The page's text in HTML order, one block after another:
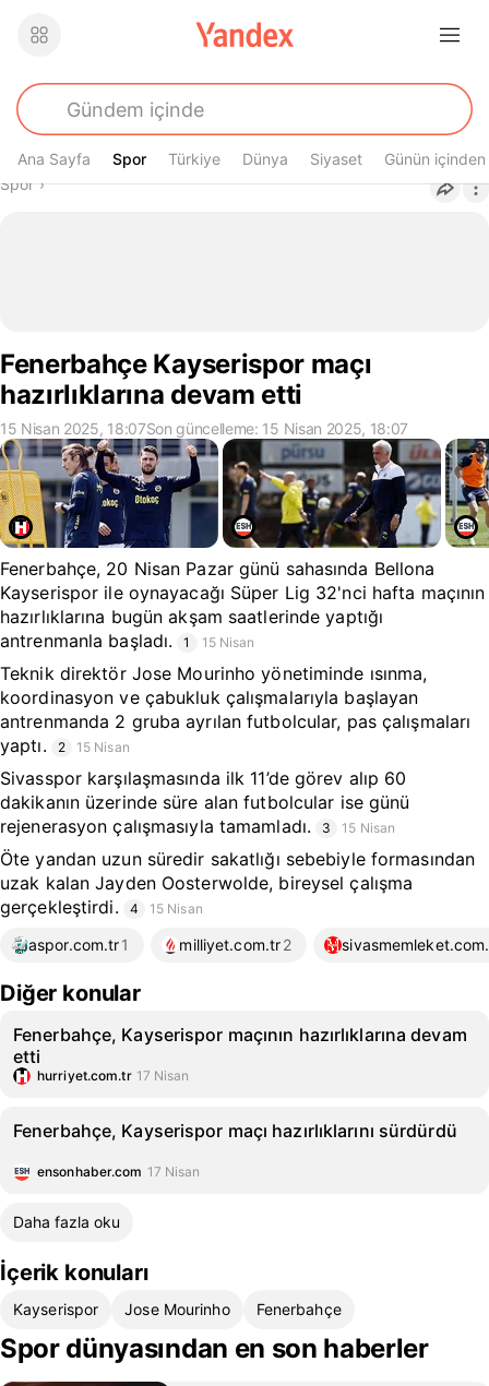
Ana Sayfa Spor
Spor Türkiye Dünya Siyaset Günün içinden
Buradasın
Spor›
Fenerbahçe Kayserispor maçı
hazırlıklarına devam etti
15 Nisan 2025, 18:07Son güncelleme: 15 Nisan 2025, 18:07
Fenerbahçe, 20 Nisan Pazar günü sahasında Bellona
Kayserispor ile oynayacağı Süper Lig 32'nci hafta maçının
hazırlıklarına bugün akşam saatlerinde yaptığı
antrenmanla başladı.
1 15 Nisan
Teknik direktör Jose Mourinho yönetiminde ısınma,
koordinasyon ve çabukluk çalışmalarıyla başlayan
antrenmanda 2 gruba ayrılan futbolcular, pas çalışmaları
yaptı.
2 15 Nisan
Sivasspor karşılaşmasında ilk 11’de görev alıp 60
dakikanın üzerinde süre alan futbolcular ise günü
rejenerasyon çalışmasıyla tamamladı.
3 15 Nisan
Öte yandan uzun süredir sakatlığı sebebiyle formasından
uzak kalan Jayden Oosterwolde, bireysel çalışma
gerçekleştirdi.
4 15 Nisan
aspor.com.tr1 milliyet.com.tr2
Diğer konular
Fenerbahçe, Kayserispor maçının hazırlıklarına devam
etti
hurriyet.com.tr 17 Nisan
Fenerbahçe, Kayserispor maçı hazırlıklarını sürdürdü
ensonhaber.com 17 Nisan
Daha fazla oku
İçerik konuları
Kayserispor Jose Mourinho Fenerbahçe
Spor dünyasından en son haberler